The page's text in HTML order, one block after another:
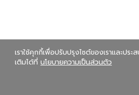
เราใช้คุกกี้เพื่อปรับปรุงไซต์ของเราและป
เติมได้ที่ นโยบายความเป็นส่วนตัว